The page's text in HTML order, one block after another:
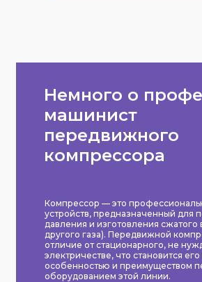
Немного о
машинист
передвижного
компрессора
Компрессор — это
устройств, предназначенный для
давления и изготовления сжатого
другого газа). Передвижной
отличие от стационарного, не
электричестве, что становится
особенностью и преимуществом
оборудованием этой линии.